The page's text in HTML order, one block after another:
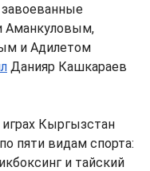
Аманкуловым,
и Адилетом
Данияр Кашкараев
Кыргызстан
пяти видам спорта:
и тайский